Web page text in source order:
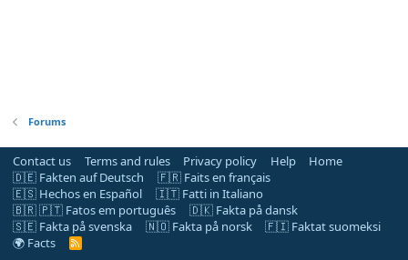
Forums
Contact us Terms and rules Privacy policy Help
Home
🇩🇪 Fakten auf Deutsch
🇫🇷 Faits en français
🇪🇸 Hechos en Español
🇮🇹 Fatti in Italiano
🇧🇷 🇵🇹 Fatos em português
🇩🇰 Fakta på dansk
🇸🇪 Fakta på svenska
🇳🇴 Fakta på norsk
🇫🇮 Faktat suomeksi
🌍 Facts
R